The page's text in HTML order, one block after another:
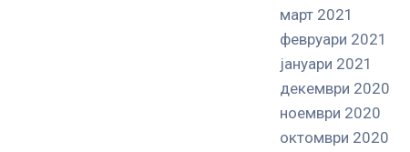
март 2021
февруари 2021
јануари 2021
декември 2020
ноември 2020
октомври 2020